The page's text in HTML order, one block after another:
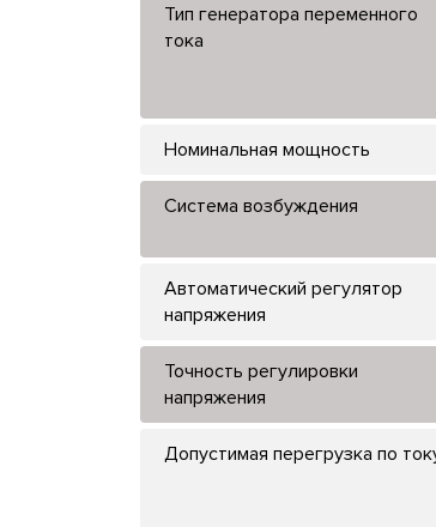
Тип генератора переменного
тока
Номинальная мощность
Система возбуждения
Автоматический регулятор
напряжения
Точность регулировки
напряжения
Допустимая перегрузка по